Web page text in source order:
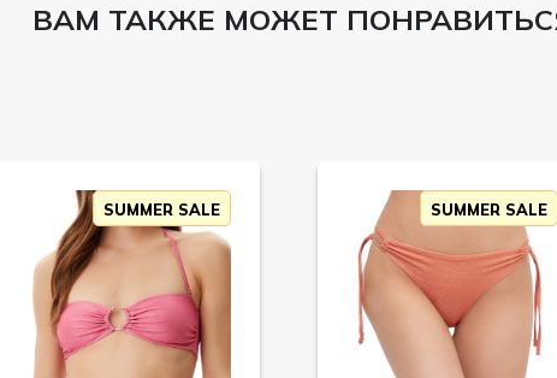
ВАМ ТАКЖЕ МОЖЕТ
SUMMER SALE SUMMER SALE